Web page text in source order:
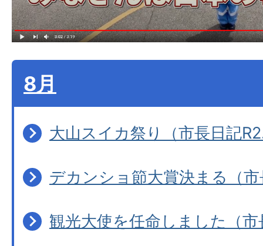
8月
大山スイカ祭り（市長日記
デカンショ節大賞決まる（
観光大使を任命しました（